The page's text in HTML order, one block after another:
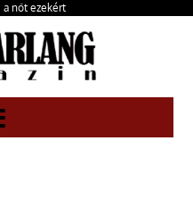
a nőt ezekért